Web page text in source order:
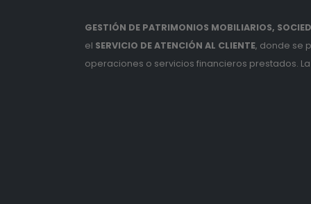
GESTIÓN DE PATRIMONIOS MOBILIARIOS,
el SERVICIO DE ATENCIÓN AL CLIENTE, donde se
operaciones o servicios financieros prestados.